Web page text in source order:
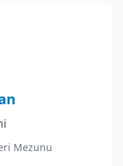
Mezunu